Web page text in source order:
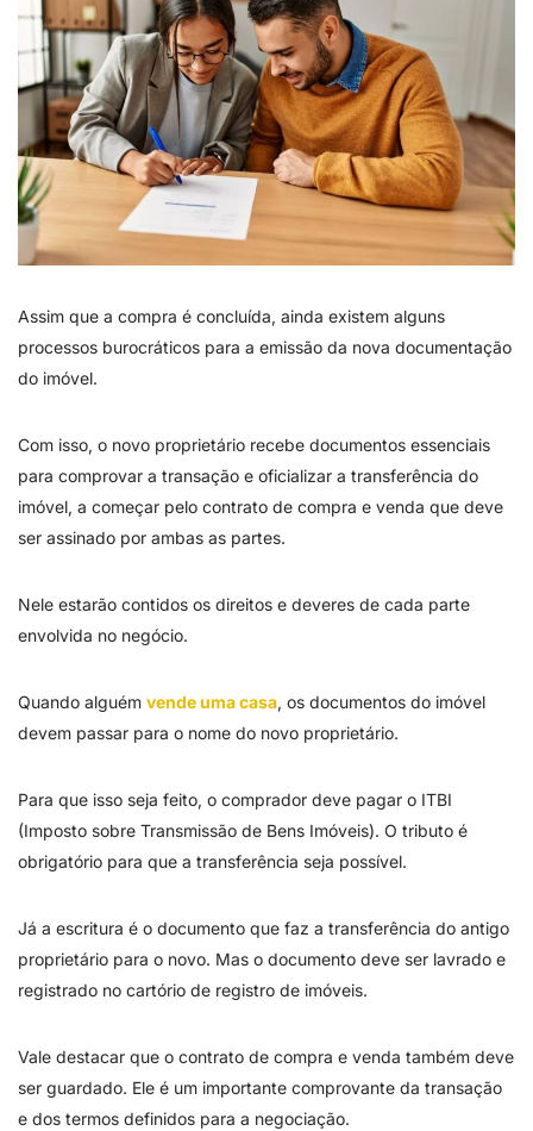
Assim que a compra é concluída, ainda existem alguns
processos burocráticos para a emissão da nova documentação
do imóvel.
Com isso, o novo proprietário recebe documentos essenciais
para comprovar a transação e oficializar a transferência do
imóvel, a começar pelo contrato de compra e venda que deve
ser assinado por ambas as partes.
Nele estarão contidos os direitos e deveres de cada parte
envolvida no negócio.
Quando alguém vende uma casa, os documentos do imóvel
devem passar para o nome do novo proprietário.
Para que isso seja feito, o comprador deve pagar o ITBI
(Imposto sobre Transmissão de Bens Imóveis). O tributo é
obrigatório para que a transferência seja possível.
Já a escritura é o documento que faz a transferência do antigo
proprietário para o novo. Mas o documento deve ser lavrado e
registrado no cartório de registro de imóveis.
Vale destacar que o contrato de compra e venda também deve
ser guardado. Ele é um importante comprovante da transação
e dos termos definidos para a negociação.